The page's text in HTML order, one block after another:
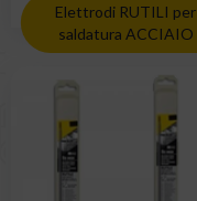
Elettrodi RUTILI per
saldatura ACCIAIO